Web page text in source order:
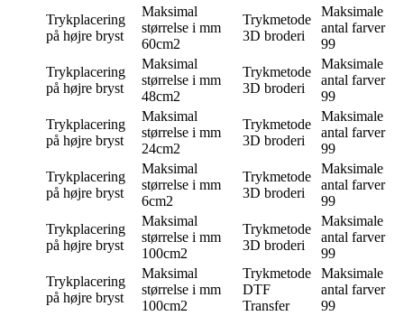
Trykplacering
på højre bryst
Maksimal
størrelse i mm
60cm2
Trykmetode
3D broderi
Maksimale
antal farver
99
Trykplacering
på højre bryst
Maksimal
størrelse i mm
48cm2
Trykmetode
3D broderi
Maksimale
antal farver
99
Trykplacering
på højre bryst
Maksimal
størrelse i mm
24cm2
Trykmetode
3D broderi
Maksimale
antal farver
99
Trykplacering
på højre bryst
Maksimal
størrelse i mm
6cm2
Trykmetode
3D broderi
Maksimale
antal farver
99
Trykplacering
på højre bryst
Maksimal
størrelse i mm
100cm2
Trykmetode
3D broderi
Maksimale
antal farver
99
Trykplacering
på højre bryst
Maksimal
størrelse i mm
100cm2
Trykmetode
DTF
Transfer
Maksimale
antal farver
99